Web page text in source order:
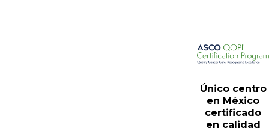
Único centro
en México
certificado
en calidad